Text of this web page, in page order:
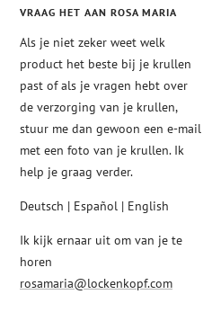
VRAAG HET AAN ROSA MARIA
Als je niet zeker weet welk
product het beste bij je krullen
past of als je vragen hebt over
de verzorging van je krullen,
stuur me dan gewoon een e-mail
met een foto van je krullen. Ik
help je graag verder.
Deutsch | Español | English
Ik kijk ernaar uit om van je te
horen
rosamaria@lockenkopf.com